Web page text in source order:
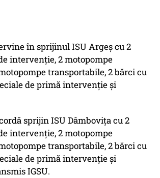
în sprijinul ISU Argeș cu 2
intervenție, 2 motopompe
transportabile, 2 bărci cu
de primă intervenție și
sprijin ISU Dâmbovița cu 2
intervenție, 2 motopompe
transportabile, 2 bărci cu
de primă intervenție și
IGSU.